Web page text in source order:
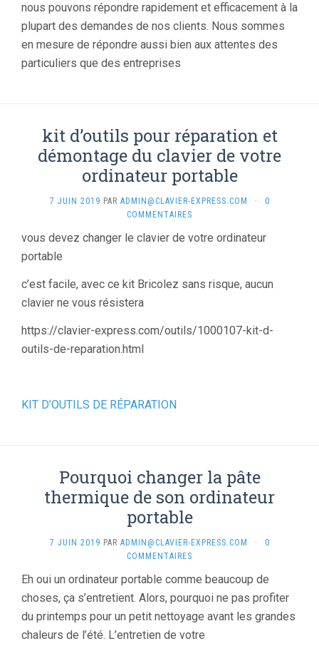
nous pouvons répondre rapidement et efficacement à la
plupart des demandes de nos clients. Nous sommes
en mesure de répondre aussi bien aux attentes des
particuliers que des entreprises
kit d’outils pour réparation et
démontage du clavier de votre
ordinateur portable
7 JUIN 2019 PAR ADMIN@CLAVIER-EXPRESS.COM ·
0
COMMENTAIRES
vous devez changer le clavier de votre ordinateur
portable
c’est facile, avec ce kit Bricolez sans risque, aucun
clavier ne vous résistera
https://clavier-express.com/outils/1000107-kit-d-
outils-de-reparation.html
KIT D’OUTILS DE RÉPARATION
Pourquoi changer la pâte
thermique de son ordinateur
portable
7 JUIN 2019 PAR ADMIN@CLAVIER-EXPRESS.COM ·
0
COMMENTAIRES
Eh oui un ordinateur portable comme beaucoup de
choses, ça s’entretient. Alors, pourquoi ne pas profiter
du printemps pour un petit nettoyage avant les grandes
chaleurs de l’été. L’entretien de votre